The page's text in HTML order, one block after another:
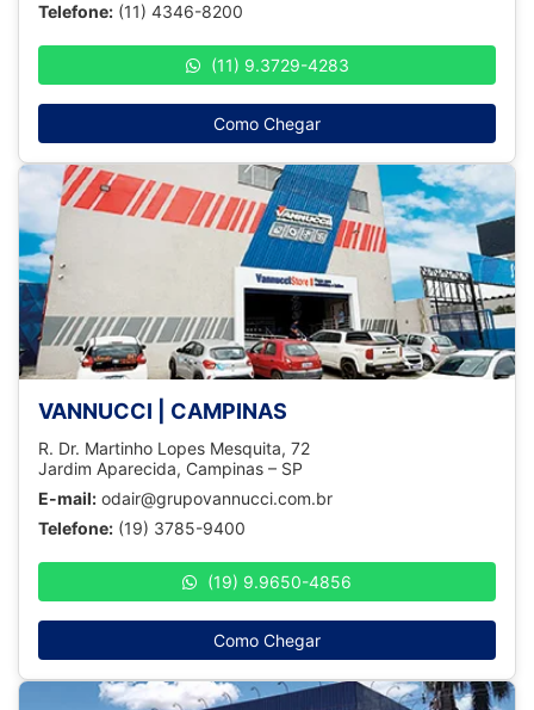
Telefone: (11) 4346-8200
(11) 9.3729-4283
Como Chegar
VANNUCCI | CAMPINAS
R. Dr. Martinho Lopes Mesquita, 72
Jardim Aparecida, Campinas – SP
E-mail: odair@grupovannucci.com.br
Telefone: (19) 3785-9400
(19) 9.9650-4856
Como Chegar